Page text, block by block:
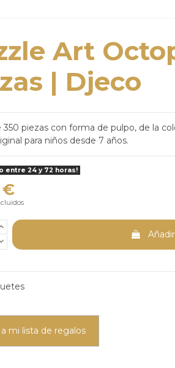
Art
| Djeco
350 piezas con forma de pulpo, de la
para niños desde 7 años.
entre 24 y 72 horas!
€
mi lista de regalos